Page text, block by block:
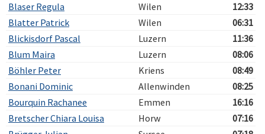
Blaser Regula
Wilen
12:33
Blatter Patrick
Wilen
06:31
Blickisdorf Pascal
Luzern
11:36
Blum Maira
Luzern
08:06
Böhler Peter
Kriens
08:49
Bonani Dominic
Allenwinden
08:25
Bourquin Rachanee
Emmen
16:16
Bretscher Chiara Louisa
Horw
07:16